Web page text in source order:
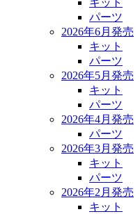
キット
パーツ
2026年6月発売
キット
パーツ
2026年5月発売
キット
パーツ
2026年4月発売
パーツ
2026年3月発売
キット
パーツ
2026年2月発売
キット